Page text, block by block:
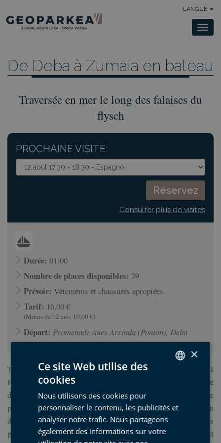
LANGUE
De Deba à Zumaia en bateau
Traversée en mer le long des falaises du
flysch
PROCHAINE VISITE:
Consulter plus de visites
Durée: 01:00
Nombre de places disponibles: 39
Prévoir: Vêtements et chausures apropiées.
Tarif: 16,00 €
(Moins de 12 ans: 10,00 €)
Départ: Promenade Anes Arrinda (Ponton), Deba
Traversée en bateau avec un départ de Zumaia et une arrivée à
Deba, où s’achèvera la visite guidée. Nous admirerons la beauté
des falaises du flysch, qui recèlent une immense histoire de
plus de 50 millions d’années, de grands glissements de terrain
de plus de 100 mètres de haut, des criques abritées et une des
plateformes d’abrasion les plus importantes d’Europe. C’est
×
Ce site Web utilise des
cookies
Nous utilisons des cookies pour
personnaliser le contenu, les publicités et
analyser notre trafic. Nous partageons
également des informations sur votre